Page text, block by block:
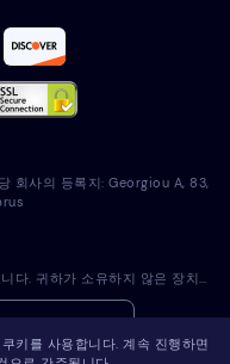
회사의 등록지: Georgiou A, 83,
Eyezy 소프트웨어는 합법적인 용도로만 사용됩니다. 귀하가 소유하지 않은 장치에 라이선스 소프트웨어를 설치하는 것은 해당 법률 및 현지 관할 법률을 위반하는 것입니다. 법에 따라 일반적으로 라이선스 소프트웨어를 설치하려는 장치의 소유자에게 이를 통지해야 합니다. 이 요건을 위반하면 위반자에게 심각한 금전적 및 형사적 처벌이 부과될 수 있습니다. 귀하는 라이센스 소프트웨어를 설치 및 사용하기 전에 귀하의 관할권 내에서 라이센스 소프트웨어 사용의 적법성과 관련하여 자신의 법률 고문과 상의해야 합니다. 라이선스 소프트웨어를 해당 장치에 설치하는 것에 대한 책임은 전적으로 귀하에게 있으며, Eyezy는 이에 대해 책임을 지지 않음을 인지하고 있습니다.
키를 사용합니다. 계속 진행하면